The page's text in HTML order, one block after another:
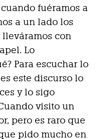
fuéramos a
a un lado los
con
Lo
Para escuchar lo
este discurso lo
y lo sigo
visito un
pero es raro que
pido mucho en